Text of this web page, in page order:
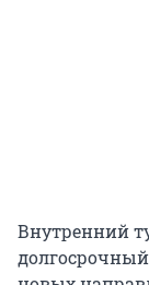
Внутренний